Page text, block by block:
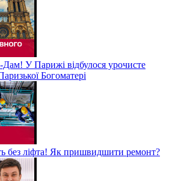
У Парижі відбулося урочисте
Богоматері
без ліфта! Як пришвидшити ремонт?